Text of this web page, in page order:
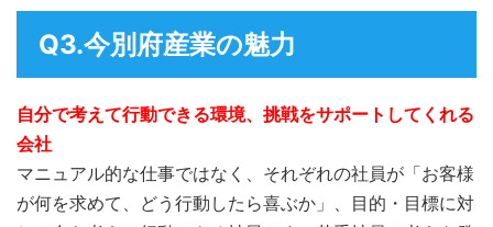
Q3.今別府産業の魅力
自分で考えて行動できる環境、挑戦をサポートしてくれる
会社
マニュアル的な仕事ではなく、それぞれの社員が「お客様
が何を求めて、どう行動したら喜ぶか」、目的・目標に対